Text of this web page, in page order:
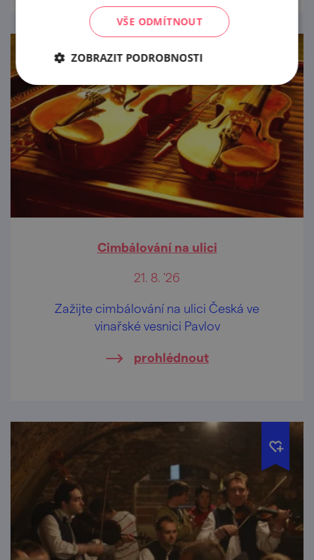
Cimbálování na ulici
21. 8. '26
Zažijte cimbálování na ulici Česká ve
vinařské vesnici Pavlov
prohlédnout
VŠE ODMÍTNOUT
ZOBRAZIT PODROBNOSTI